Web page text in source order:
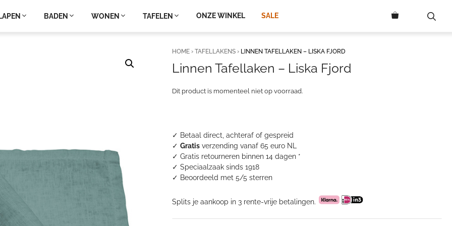
BADEN WONEN TAFELEN ONZE WINKEL SALE
✓ Betaal direct, achteraf of gespreid
✓Gratis verzending vanaf 65 euro NL
✓ Gratis retourneren binnen 14 dagen *
✓ Speciaalzaak sinds 1918
✓ Beoordeeld met 5/5 sterren
Splits je aankoop in 3 rente-vrije betalingen.
HOME ›TAFELLAKENS › LINNEN TAFELLAKEN – LISKA FJORD
Linnen Tafellaken – Liska Fjord
Dit product is momenteel niet op voorraad.